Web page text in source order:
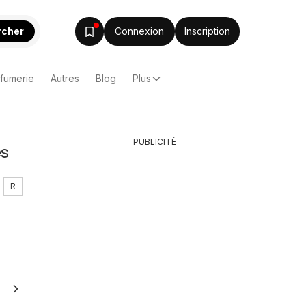
Connexion Inscription
Autres Blog Plus
R
PUBLICITÉ